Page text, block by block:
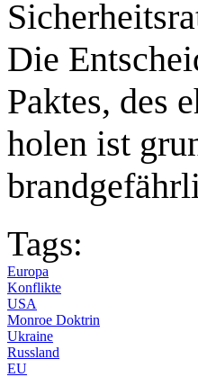
Die
Paktes, des
holen ist
Tags:
Europa
Konflikte
USA
Monroe Doktrin
Ukraine
Russland
EU